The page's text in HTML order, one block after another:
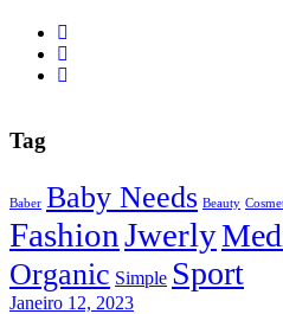
Tag
Baber Baby Needs Beauty
FashionJwerly
Organic Simple Sport
Janeiro 12, 2023